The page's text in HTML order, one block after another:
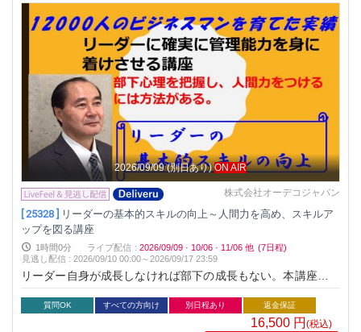
2026/09/09 (別日あり) ON AIR
株式会社オーデコジャパン
[ 25328 ]
リーダーの基本的スキルの向上～人間力を高め、スキルア
ップを図る講座
1時間0分 ライブ配信 : 2026/09/09 · 10/06 · 11/06 他 (7日程)
見逃し配信 :2026/09/10 00:00～2026/09/17 23:59
リーダー自身が成長しなければ部下の成長もない。本講座はリ
ーダーが成長するためにすべきことを自己管理の観点より掘り
下げて行く講座
質問OK すべての方向け 別日程あり 返金保証
16,500 円(税込)